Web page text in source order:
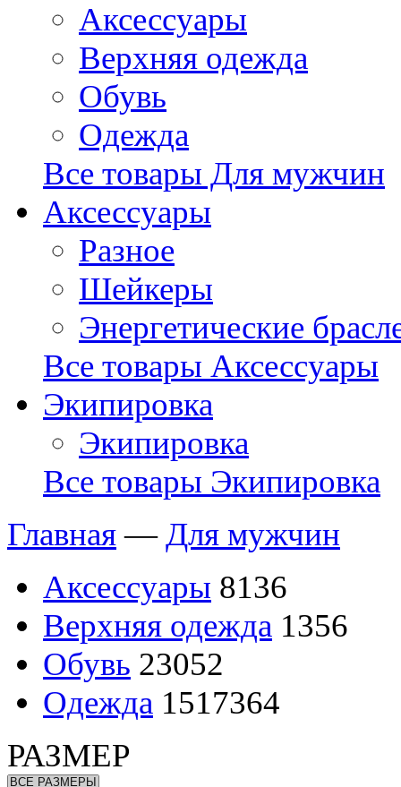
Аксессуары
Верхняя одежда
Обувь
Одежда
Все товары Для мужчин
Аксессуары
Разное
Шейкеры
Энергетические
Все товары Аксессуары
Экипировка
Экипировка
Все товары Экипировка
Главная—Для мужчин
Аксессуары 8136
Верхняя одежда 1356
Обувь 23052
Одежда 1517364
РАЗМЕР